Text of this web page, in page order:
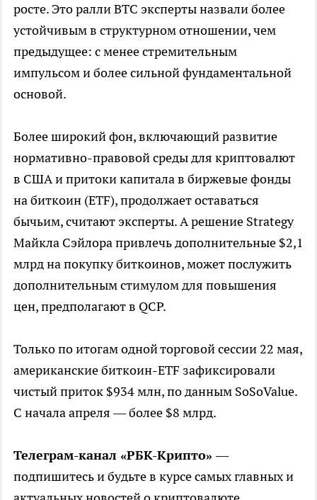
росте. Это ралли BTC эксперты назвали более
устойчивым в структурном отношении, чем
предыдущее: с менее стремительным
импульсом и более сильной фундаментальной
основой.
Более широкий фон, включающий развитие
нормативно-правовой среды для криптовалют
в США и притоки капитала в биржевые фонды
на биткоин (ETF), продолжает оставаться
бычьим, считают эксперты. А решение Strategy
Майкла Сэйлора привлечь дополнительные $2,1
млрд на покупку биткоинов, может послужить
дополнительным стимулом для повышения
цен, предполагают в QCP.
Только по итогам одной торговой сессии 22 мая,
американские биткоин-ETF зафиксировали
чистый приток $934 млн, по данным SoSoValue.
С начала апреля — более $8 млрд.
Телеграм-канал «РБК-Крипто»—
подпишитесь и будьте в курсе самых главных и